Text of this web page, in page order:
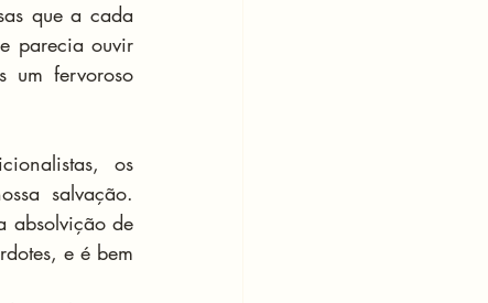
que a cada
parecia ouvir
um fervoroso
os
salvação.
absolvição de
e é bem